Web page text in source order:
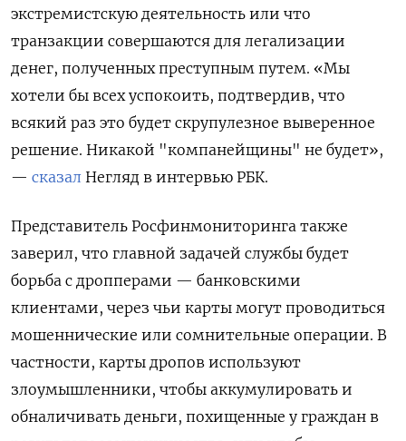
экстремистскую деятельность или что
транзакции совершаются для легализации
денег, полученных преступным путем. «Мы
хотели бы всех успокоить, подтвердив, что
всякий раз это будет скрупулезное выверенное
решение. Никакой "компанейщины" не будет»,
— сказал Негляд в интервью РБК.
Представитель Росфинмониторинга также
заверил, что главной задачей службы будет
борьба с дропперами — банковскими
клиентами, через чьи карты могут проводиться
мошеннические или сомнительные операции. В
частности, карты дропов используют
злоумышленники, чтобы аккумулировать и
обналичивать деньги, похищенные у граждан в